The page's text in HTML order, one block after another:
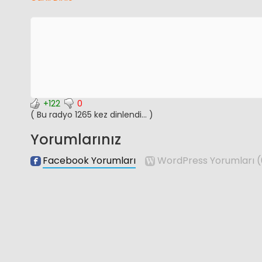
+122
0
( Bu radyo 1265 kez dinlendi... )
Yorumlarınız
Facebook Yorumları WordPress Yorumları